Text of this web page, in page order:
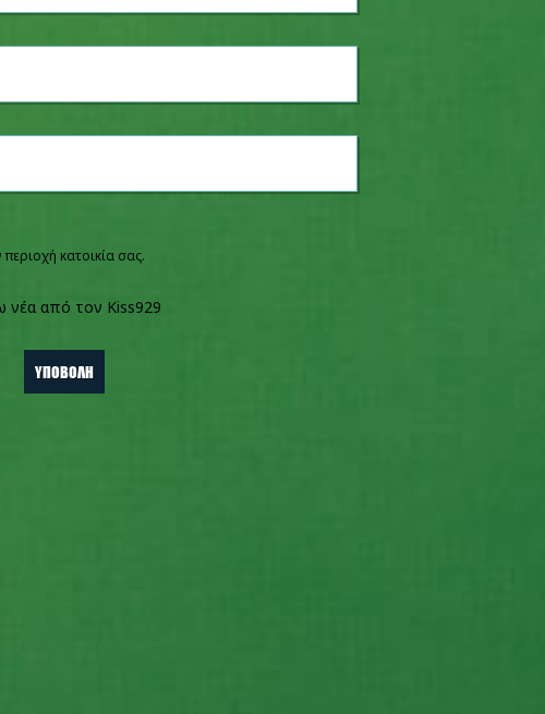
κατοικία σας.
από τον Kiss929
νέα από τον Kiss929